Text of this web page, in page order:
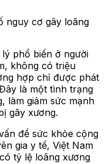
nguy cơ gây loãng
phổ biến ở người
không có triệu
hợp chỉ được phát
là một tình trạng
làm giảm sức mạnh
gãy xương.
đề sức khỏe cộng
gia y tế, Việt Nam
tỷ lệ loãng xương